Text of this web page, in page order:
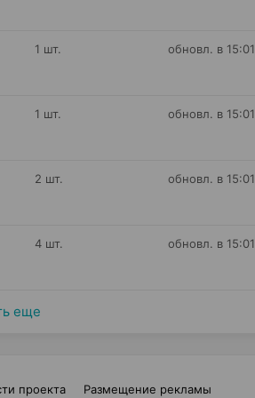
1 шт. обновл. в 15:01
1 шт. обновл. в 15:01
2 шт. обновл. в 15:01
4 шт. обновл. в 15:01
еще
проекта Размещение рекламы